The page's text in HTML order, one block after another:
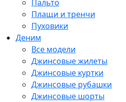
Пальто
Плащи и тренчи
Пуховики
Деним
Все модели
Джинсовые жилеты
Джинсовые куртки
Джинсовые рубашки
Джинсовые шорты